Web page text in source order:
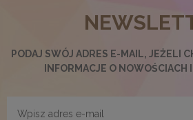
159,99 zł
Najniższa cena:159,99
PODAJ SWÓJ ADRES E-MAIL, JEŻELI
INFORMACJE O NOWOŚCIACH